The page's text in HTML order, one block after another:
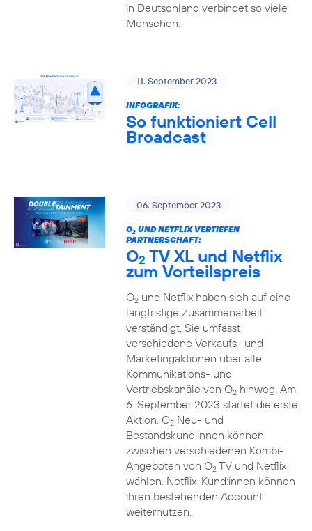
in Deutschland verbindet so viele
Menschen.
11. September 2023
INFOGRAFIK:
So funktioniert Cell
Broadcast
06. September 2023
O2UND NETFLIX VERTIEFEN
PARTNERSCHAFT:
O2 TV XL und Netflix
zum Vorteilspreis
O2und Netflix haben sich auf eine
langfristige Zusammenarbeit
verständigt. Sie umfasst
verschiedene Verkaufs- und
Marketingaktionen über alle
Kommunikations- und
Vertriebskanäle von O2hinweg. Am
6. September 2023 startet die erste
Aktion. O2Neu- und
Bestandskund:innen können
zwischen verschiedenen Kombi-
Angeboten von O2TV und Netflix
wählen. Netflix-Kund:innen können
ihren bestehenden Account
weiternutzen.